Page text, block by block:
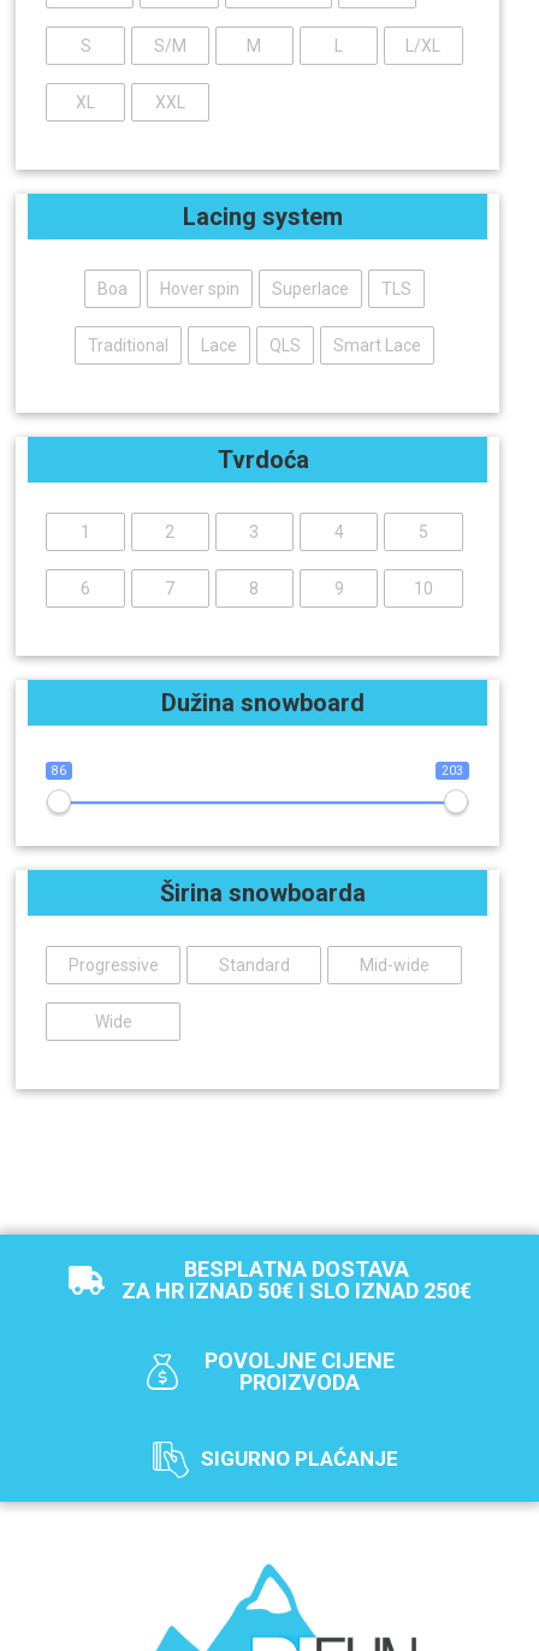
S S/M M L/XL
XL XXL
Lacing system
Boa Hover spin Superlace TLS
Traditional Lace QLS Smart Lace
Tvrdoća
1 2 3 4 5
6 7 8 9 10
Dužina snowboard
86 203
Širina snowboarda
Progressive Standard Mid-wide
Wide
BESPLATNA DOSTAVA
ZA HR IZNAD 50€ I SLO IZNAD 250€
POVOLJNE CIJENE
PROIZVODA
SIGURNO PLAĆANJE